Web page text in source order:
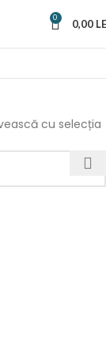
0 0,00
cu selecția